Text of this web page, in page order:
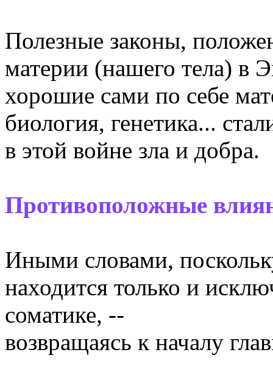
Полезные законы,
материи (нашего тела) в
хорошие сами по себе
биология, генетика...
в этой войне зла и добра.
Противоположные
Иными словами,
находится только и
соматике, --
возвращаясь к началу